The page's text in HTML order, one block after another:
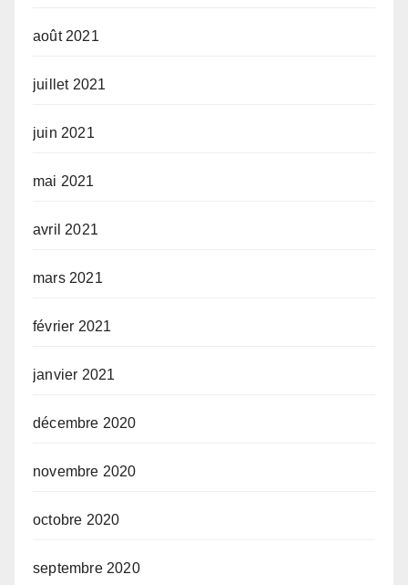
août 2021
juillet 2021
juin 2021
mai 2021
avril 2021
mars 2021
février 2021
janvier 2021
décembre 2020
novembre 2020
octobre 2020
septembre 2020